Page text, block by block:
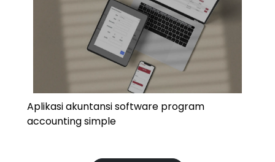
Aplikasi akuntansi software program
accounting simple